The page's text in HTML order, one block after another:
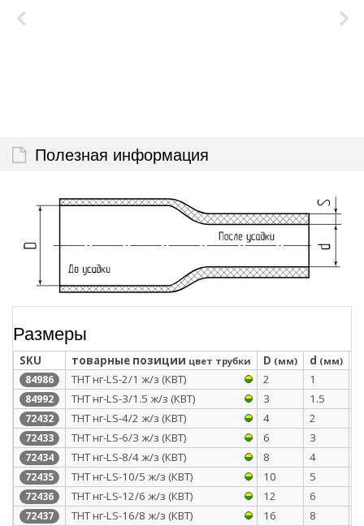
Полезная информация
Размеры
SKU товарные позиции цвет трубки D (мм) d (мм)
84986 ТНТ нг-LS-2/1 ж/з (КВТ) 2 1
84992 ТНТ нг-LS-3/1.5 ж/з (КВТ) 3 1.5
72432 ТНТ нг-LS-4/2 ж/з (КВТ) 4 2
72433 ТНТ нг-LS-6/3 ж/з (КВТ) 6 3
72434 ТНТ нг-LS-8/4 ж/з (КВТ) 8 4
72435 ТНТ нг-LS-10/5 ж/з (КВТ) 10 5
72436 ТНТ нг-LS-12/6 ж/з (КВТ) 12 6
72437 ТНТ нг-LS-16/8 ж/з (КВТ) 16 8